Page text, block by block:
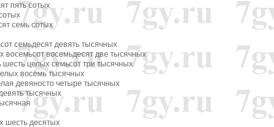
пять сотых
семь сотых
семьдесят девять тысячных
восемьсот восемьдесят две тысячных
шесть целых семьсот три тысячных
восемь тысячных
девяносто четыре тысячных
тысячных
шесть десятых